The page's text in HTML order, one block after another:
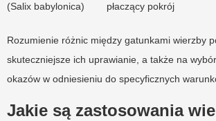
(Salix babylonica)
płaczący pokrój
Rozumienie różnic między gatunkami wierzby
skuteczniejsze ich uprawianie, a także na
okazów w odniesieniu do specyficznych
Jakie są zastosowania